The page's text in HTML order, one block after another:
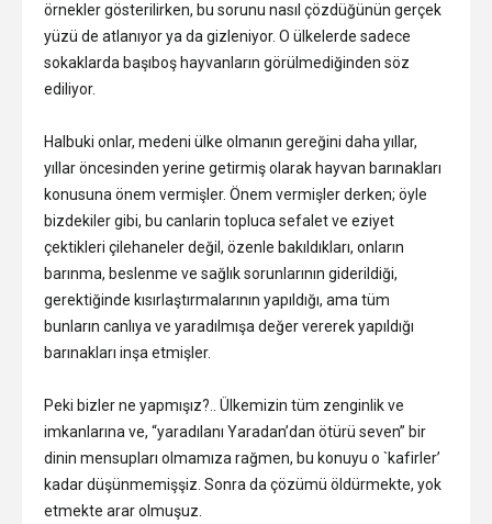
örnekler gösterilirken, bu sorunu nasıl çözdüğünün gerçek
yüzü de atlanıyor ya da gizleniyor. O ülkelerde sadece
sokaklarda başıboş hayvanların görülmediğinden söz
ediliyor.
Halbuki onlar, medeni ülke olmanın gereğini daha yıllar,
yıllar öncesinden yerine getirmiş olarak hayvan barınakları
konusuna önem vermişler. Önem vermişler derken; öyle
bizdekiler gibi, bu canlarin topluca sefalet ve eziyet
çektikleri çilehaneler değil, özenle bakıldıkları, onların
barınma, beslenme ve sağlık sorunlarının giderildiği,
gerektiğinde kısırlaştırmalarının yapıldığı, ama tüm
bunların canlıya ve yaradılmışa değer vererek yapıldığı
barınakları inşa etmişler.
Peki bizler ne yapmışız?.. Ülkemizin tüm zenginlik ve
imkanlarına ve, “yaradılanı Yaradan’dan ötürü seven” bir
dinin mensupları olmamıza rağmen, bu konuyu o `kafirler’
kadar düşünmemişşiz. Sonra da çözümü öldürmekte, yok
etmekte arar olmuşuz.